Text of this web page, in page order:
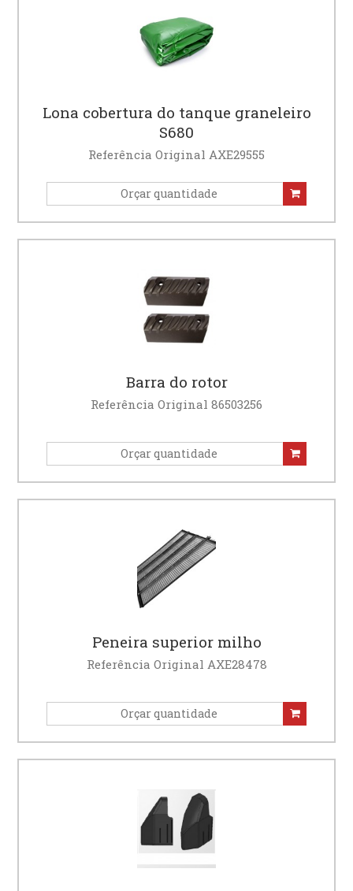
Lona cobertura do tanque graneleiro
S680
Referência Original AXE29555
Barra do rotor
Referência Original 86503256
Peneira superior milho
Referência Original AXE28478